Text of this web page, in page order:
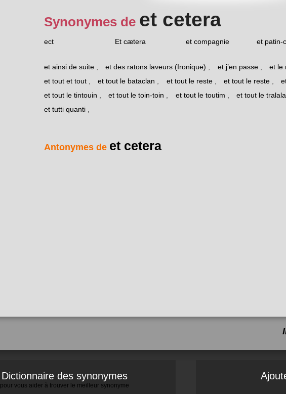
Synonymes de et cetera
ect Et cætera et compagnie et patin-
et ainsi de suite et des ratons laveurs (Ironique) et j’en passe et le
et tout et tout
et tout le bataclan et tout le reste et tout le reste
et tout le tintouin
et tout le toin-toin et tout le toutim et tout le tralala
et tutti quanti
Antonymes de et cetera
Dictionnaire des synonymes
pour vous aider à trouver le meilleur synonyme